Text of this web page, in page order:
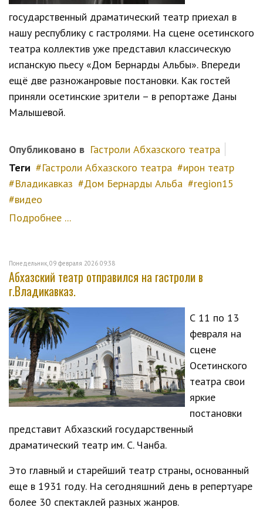
государственный драматический театр приехал в
нашу республику с гастролями. На сцене осетинского
театра коллектив уже представил классическую
испанскую пьесу «Дом Бернарды Альбы». Впереди
ещё две разножанровые постановки. Как гостей
приняли осетинские зрители – в репортаже Даны
Малышевой.
Опубликовано в Гастроли Абхазского театра
Теги
Гастроли Абхазского театра
ирон театр
Владикавказ
Дом Бернарды Альба
region15
видео
Подробнее ...
Понедельник, 09 февраля 2026 09:38
Абхазский театр отправился на гастроли в
г.Владикавказ.
С 11 по 13
февраля на
сцене
Осетинского
театра свои
яркие
постановки
представит Абхазский государственный
драматический театр им. С. Чанба.
Это главный и старейший театр страны, основанный
еще в 1931 году. На сегодняшний день в репертуаре
более 30 спектаклей разных жанров.